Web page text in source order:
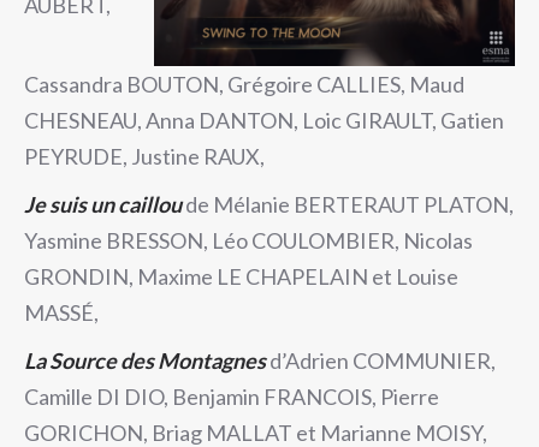
Cassandra BOUTON, Grégoire CALLIES, Maud
CHESNEAU, Anna DANTON, Loic GIRAULT, Gatien
PEYRUDE, Justine RAUX,
Je suis un cailloude Mélanie BERTERAUT PLATON,
Yasmine BRESSON, Léo COULOMBIER, Nicolas
GRONDIN, Maxime LE CHAPELAIN et Louise
MASSÉ,
La Source des Montagnesd’Adrien COMMUNIER,
Camille DI DIO, Benjamin FRANCOIS, Pierre
GORICHON, Briag MALLAT et Marianne MOISY,